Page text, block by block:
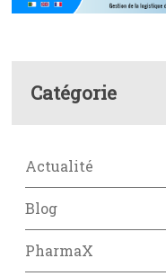
Catégorie
Actualité
Blog
PharmaX